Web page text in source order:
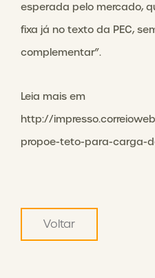
esperada pelo mercado,
fixa já no texto da PEC,
complementar”.
Leia mais em
http://
propoe-teto-para-carga-
Voltar